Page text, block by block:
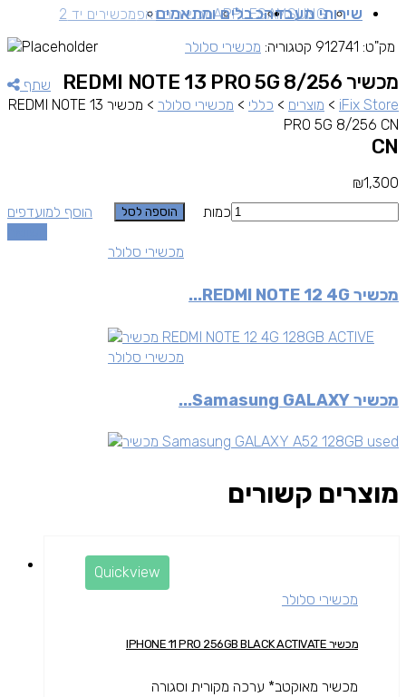
SAMSUNG
APPLEמכשירים זאפמכשירים יד 2 שירותי מעבדהכבלים ומתאמים
שתף
iFix Store
> מוצרים > כללי > מכשירי סלולר >
מכשיר REDMI NOTE 13
PRO 5G 8/256 CN
מכשיר REDMI NOTE 13 PRO 5G 8/256
CN
₪1,300
כמות
הוספה לסל
הוסף למועדפים
מק"ט: 912741 קטגוריה: מכשירי סלולר
מכשירי סלולר
מכשיר REDMI NOTE 12 4G...
מכשירי סלולר
מכשיר Samasung GALAXY...
מוצרים קשורים
Quickview
מכשירי סלולר
מכשיר IPHONE 11 PRO 256GB BLACK ACTIVATE
מכשיר מאוקטב* ערכה מקורית וסגורה